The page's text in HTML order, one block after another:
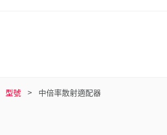
型號 中倍率散射適配器